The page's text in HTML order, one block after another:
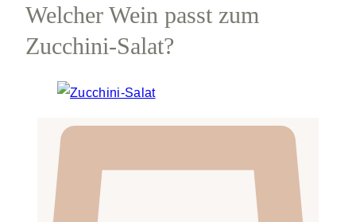
Welcher Wein passt zum
Zucchini-Salat?